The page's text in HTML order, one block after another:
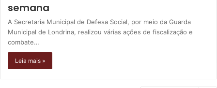
semana
A Secretaria Municipal de Defesa Social, por meio da Guarda
Municipal de Londrina, realizou várias ações de fiscalização e
combate…
Leia mais »